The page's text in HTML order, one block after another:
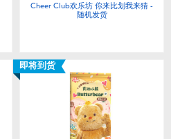
Cheer Club欢乐坊 你来比划我来猜 -
随机发货
即将到货